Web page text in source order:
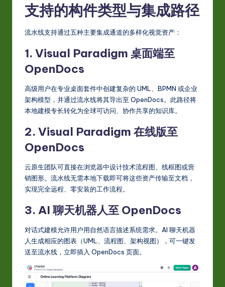
支持的构件类型与集成路径
流水线支持通过五种主要集成通道的多样化视觉资产：
1. Visual Paradigm 桌面端至
OpenDocs
高级用户在专业桌面套件中创建复杂的 UML、BPMN 或企业
架构模型，并通过流水线将其导出至 OpenDocs。此路径将
本地建模专长转化为全球可访问、协作共享的知识库。
2. Visual Paradigm 在线版至
OpenDocs
云原生团队可直接在浏览器中设计技术流程图、线框图或营
销图形。流水线无需本地下载即可将这些资产传输至文档，
实现完全远程、零安装的工作流程。
3. AI 聊天机器人至 OpenDocs
对话式建模允许用户用自然语言描述系统需求。AI 聊天机器
人生成相应的图表（UML、流程图、架构视图），可一键发
送至流水线，立即插入 OpenDocs 页面。